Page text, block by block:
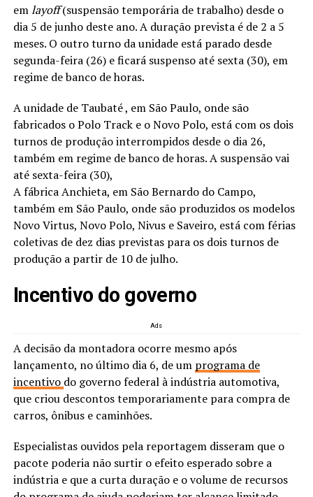
emlayoff(suspensão temporária de trabalho) desde o
dia 5 de junho deste ano. A duração prevista é de 2 a 5
meses. O outro turno da unidade está parado desde
segunda-feira (26) e ficará suspenso até sexta (30), em
regime de banco de horas.
A unidade de Taubaté , em São Paulo, onde são
fabricados o Polo Track e o Novo Polo, está com os dois
turnos de produção interrompidos desde o dia 26,
também em regime de banco de horas. A suspensão vai
até sexta-feira (30),
A fábrica Anchieta, em São Bernardo do Campo,
também em São Paulo, onde são produzidos os modelos
Novo Virtus, Novo Polo, Nivus e Saveiro, está com férias
coletivas de dez dias previstas para os dois turnos de
produção a partir de 10 de julho.
Incentivo do governo
Ads
A decisão da montadora ocorre mesmo após
lançamento, no último dia 6, de um programa de
incentivo do governo federal à indústria automotiva,
que criou descontos temporariamente para compra de
carros, ônibus e caminhões.
Especialistas ouvidos pela reportagem disseram que o
pacote poderia não surtir o efeito esperado sobre a
indústria e que a curta duração e o volume de recursos